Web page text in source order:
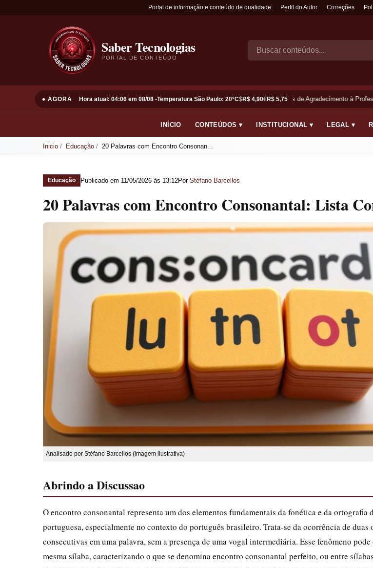
Portal de informação e conteúdo de qualidade. Perfil do Autor Correções
Saber Tecnologias
PORTAL DE CONTEÚDO
● AGORA Hora atual: 04:06 em 08/08 -Temperatura São Paulo: 20°C$R$ 4,90€R$ 5,75
Frases de Agradecimento à
INÍCIO CONTEÚDOS ▾ INSTITUCIONAL ▾ LEGAL ▾
Inicio Educação 20 Palavras com Encontro Consonan...
Educação Publicado em 11/05/2026 às 13:12Por Stéfano Barcellos
20 Palavras com Encontro Consonantal: Lista
Analisado por Stéfano Barcellos (imagem ilustrativa)
Abrindo a Discussao
O encontro consonantal representa um dos elementos fundamentais da fonética e da ortografia
portuguesa, especialmente no contexto do português brasileiro. Trata-se da ocorrência de duas
consecutivas em uma palavra, sem a presença de uma vogal intermediária. Esse fenômeno
mesma sílaba, caracterizando o que se denomina encontro consonantal perfeito, ou entre